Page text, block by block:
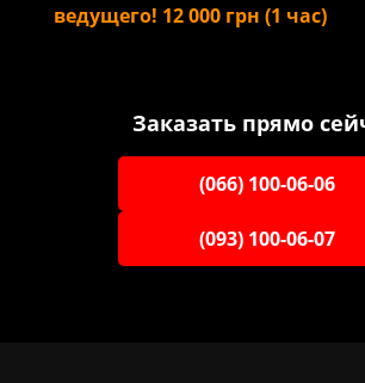
ведущего! 12 000 грн (1 час)
Заказать прямо
(066) 100-06-06
(093) 100-06-07